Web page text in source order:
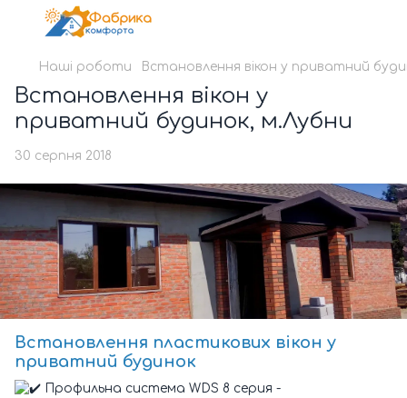
Наші роботи Встановлення вікон у приватний
Встановлення вікон у
приватний будинок, м.Лубни
30 серпня 2018
Встановлення пластикових вікон у
приватний будинок
Профильна система WDS 8 серия -